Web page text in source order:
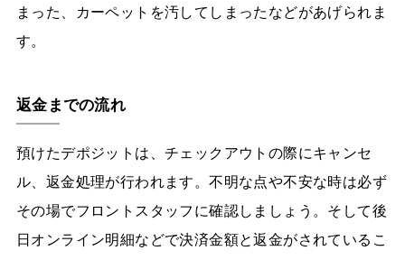
まった、カーペットを汚してしまったなどがあげられま
す。
返金までの流れ
預けたデポジットは、チェックアウトの際にキャンセ
ル、返金処理が行われます。不明な点や不安な時は必ず
その場でフロントスタッフに確認しましょう。そして後
日オンライン明細などで決済金額と返金がされているこ